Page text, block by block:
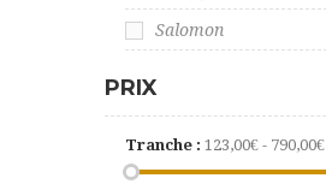
Salomon
PRIX
Tranche : 123,00€ - 790,00€